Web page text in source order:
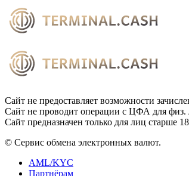
Сайт не предоставляет возможности
Сайт не проводит операции с ЦФА для
Сайт предназначен только для лиц старше 18
© Сервис обмена электронных валют.
AML/KYC
Партнёрам